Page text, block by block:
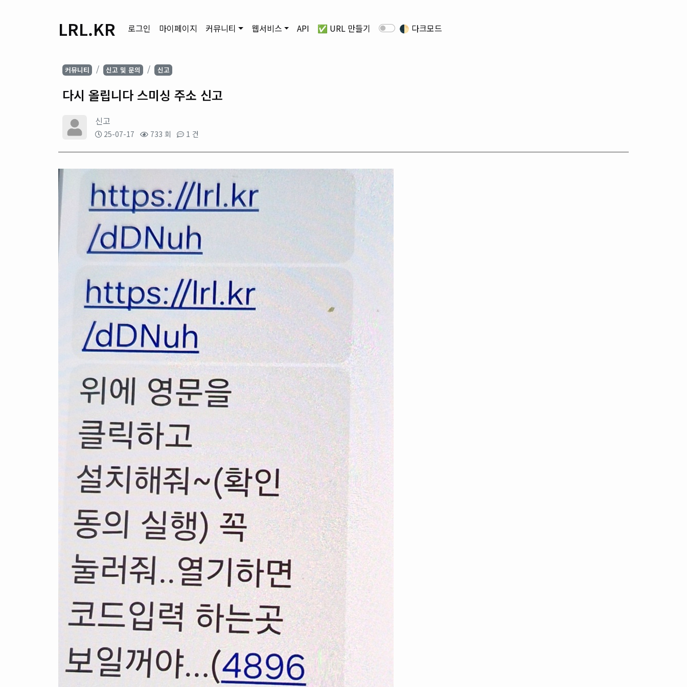
LRL.KR 로그인 마이페이지 커뮤니티 웹서비스 API ✅ URL 만들기 🌓 다크모드
커뮤니티 신고 및 문의 신고
다시 올립니다 스미싱 주소 신고
신고
25-07-17 733 회 1 건